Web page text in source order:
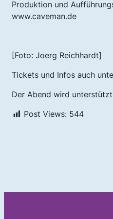
Produktion und
www.caveman.de
[Foto: Joerg Reichhardt]
Tickets und Infos auch
Der Abend wird
Post Views: 544